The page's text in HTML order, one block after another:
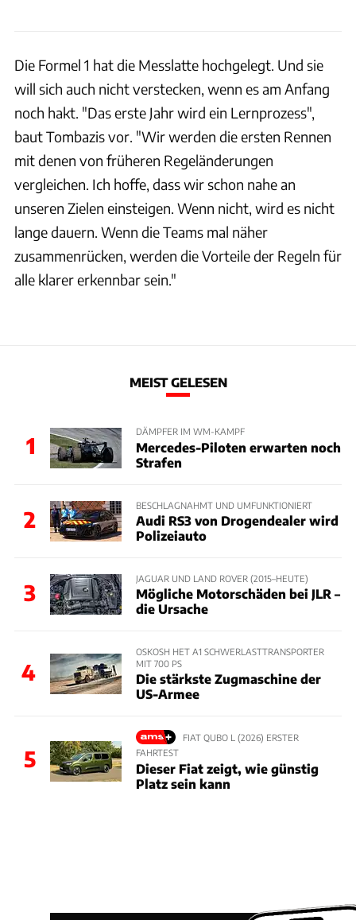
Die Formel 1 hat die Messlatte hochgelegt. Und sie
will sich auch nicht verstecken, wenn es am Anfang
noch hakt. "Das erste Jahr wird ein Lernprozess",
baut Tombazis vor. "Wir werden die ersten Rennen
mit denen von früheren Regeländerungen
vergleichen. Ich hoffe, dass wir schon nahe an
unseren Zielen einsteigen. Wenn nicht, wird es nicht
lange dauern. Wenn die Teams mal näher
zusammenrücken, werden die Vorteile der Regeln für
alle klarer erkennbar sein."
MEIST GELESEN
1
DÄMPFER IM WM-KAMPF
Mercedes-Piloten erwarten noch
Strafen
2
BESCHLAGNAHMT UND UMFUNKTIONIERT
Audi RS3 von Drogendealer wird
Polizeiauto
3
JAGUAR UND LAND ROVER (2015–HEUTE)
Mögliche Motorschäden bei JLR –
die Ursache
4
OSKOSH HET A1 SCHWERLASTTRANSPORTER
MIT 700 PS
Die stärkste Zugmaschine der
US-Armee
5
FIAT QUBO L (2026) ERSTER
FAHRTEST
Dieser Fiat zeigt, wie günstig
Platz sein kann